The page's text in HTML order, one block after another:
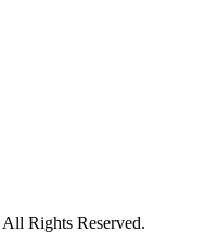
All Rights Reserved.